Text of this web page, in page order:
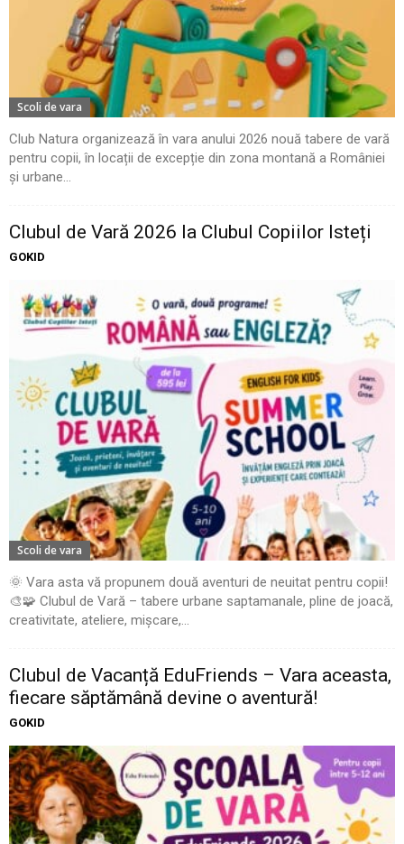
Scoli de vara
Club Natura organizează în vara anului 2026 nouă tabere de vară
pentru copii, în locații de excepție din zona montană a României
și urbane...
Clubul de Vară 2026 la Clubul Copiilor Isteți
GOKID
Scoli de vara
🌞 Vara asta vă propunem două aventuri de neuitat pentru copii!
🎨🧩 Clubul de Vară – tabere urbane saptamanale, pline de joacă,
creativitate, ateliere, mișcare,...
Clubul de Vacanță EduFriends – Vara aceasta,
fiecare săptămână devine o aventură!
GOKID